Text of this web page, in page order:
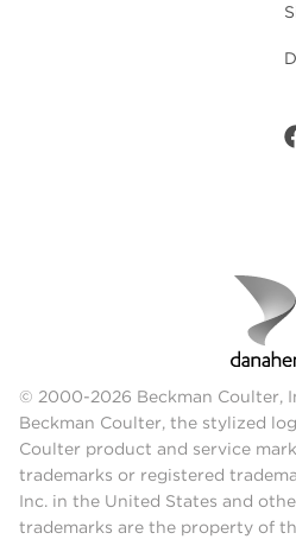
© 2000-2026 Beckman Coulter,
Beckman Coulter, the stylized
Coulter product and service
trademarks or registered
Inc. in the United States and
trademarks are the property of